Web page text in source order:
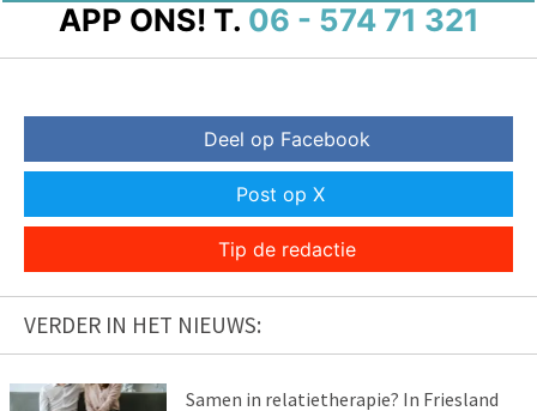
APP ONS! T. 06 - 574 71 321
Deel op Facebook
Post op X
Tip de redactie
VERDER IN HET NIEUWS:
Samen in relatietherapie? In Friesland